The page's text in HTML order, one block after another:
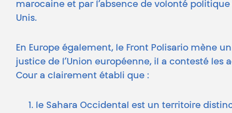
marocaine et par l’absence de volonté
Unis.
En Europe également, le Front Polisario mène
justice de l’Union européenne, il a contesté les
Cour a clairement établi que :
le Sahara Occidental est un territoire